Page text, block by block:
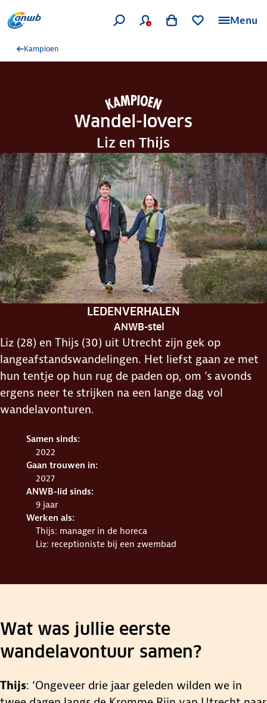
Menu
Kampioen
Wandel-lovers
Liz en Thijs
RUBRIEK:
LEDENVERHALEN
ANWB-stel
Liz (28) en Thijs (30) uit Utrecht zijn gek op
langeafstandswandelingen. Het liefst gaan ze met
hun tentje op hun rug de paden op, om ’s avonds
ergens neer te strijken na een lange dag vol
wandelavonturen.
Samen sinds:
2022
Gaan trouwen in:
2027
ANWB-lid sinds:
9 jaar
Werken als:
Thijs: manager in de horeca
Liz: receptioniste bij een zwembad
Wat was jullie eerste
wandelavontuur samen?
Thijs: ‘Ongeveer drie jaar geleden wilden we in